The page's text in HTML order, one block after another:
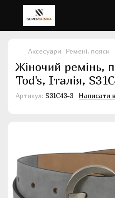
Аксесуари Ремені, пояси
Жіночий ремінь,
Tod's, Італія,
Артикул: S31C43-3 Написати